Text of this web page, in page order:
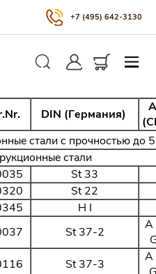
+7 (495) 642-3130
DIN (Германия)
стали с прочностью до
стали
St 33
St 22
H I
St 37-2
A
St 37-3
A